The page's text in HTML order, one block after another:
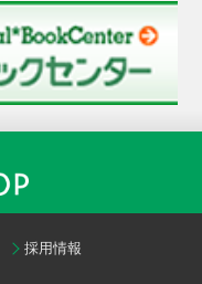
採用情報